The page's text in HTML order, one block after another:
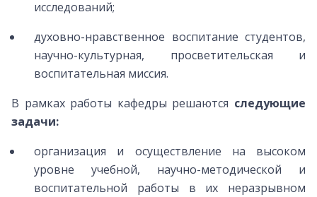
исследований;
духовно-нравственное воспитание студентов,
научно-культурная, просветительская и
воспитательная миссия.
В рамках работы кафедры решаются следующие
задачи:
организация и осуществление на высоком
уровне учебной, научно-методической и
воспитательной работы в их неразрывном